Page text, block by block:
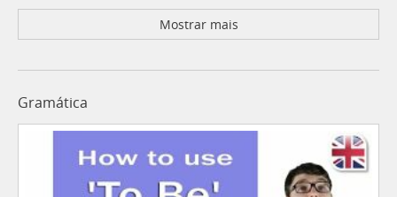
Mostrar mais
Gramática